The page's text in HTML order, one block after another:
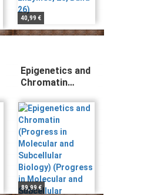
40,99 €
Epigenetics and
Chromatin
Molecular and
Subcellular
Biology)
(Progress in
Molecular and
Subcellular
Biology, 38, Band
38)
89,99 €